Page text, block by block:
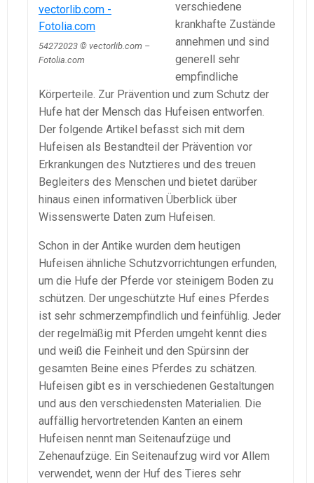
54272023 © vectorlib.com –
Fotolia.com
verschiedene
krankhafte Zustände
annehmen und sind
generell sehr
empfindliche
Körperteile. Zur Prävention und zum Schutz der
Hufe hat der Mensch das Hufeisen entworfen.
Der folgende Artikel befasst sich mit dem
Hufeisen als Bestandteil der Prävention vor
Erkrankungen des Nutztieres und des treuen
Begleiters des Menschen und bietet darüber
hinaus einen informativen Überblick über
Wissenswerte Daten zum Hufeisen.
Schon in der Antike wurden dem heutigen
Hufeisen ähnliche Schutzvorrichtungen erfunden,
um die Hufe der Pferde vor steinigem Boden zu
schützen. Der ungeschützte Huf eines Pferdes
ist sehr schmerzempfindlich und feinfühlig. Jeder
der regelmäßig mit Pferden umgeht kennt dies
und weiß die Feinheit und den Spürsinn der
gesamten Beine eines Pferdes zu schätzen.
Hufeisen gibt es in verschiedenen Gestaltungen
und aus den verschiedensten Materialien. Die
auffällig hervortretenden Kanten an einem
Hufeisen nennt man Seitenaufzüge und
Zehenaufzüge. Ein Seitenaufzug wird vor Allem
verwendet, wenn der Huf des Tieres sehr